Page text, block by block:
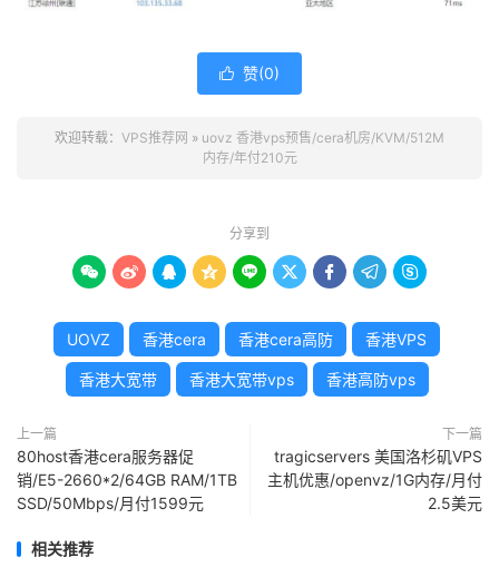
 赞(0)
欢迎转载： VPS推荐网 » uovz 香港vps预售/cera机房/KVM/512M
内存/年付210元
分享到
        
UOVZ 香港cera 香港cera高防 香港VPS
香港大宽带 香港大宽带vps 香港高防vps
上一篇
80host香港cera服务器促
销/E5-2660*2/64GB RAM/1TB
SSD/50Mbps/月付1599元
下一篇
tragicservers 美国洛杉矶VPS
主机优惠/openvz/1G内存/月付
2.5美元
相关推荐